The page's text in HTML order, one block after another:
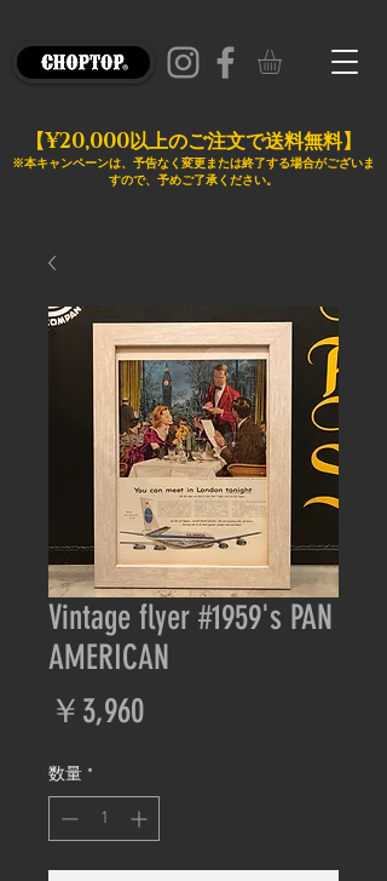
【¥20,000以上のご注文で送料無料】
※本キャンペーンは、予告なく変更または終了する場合がございま
すので、予めご了承ください。
Vintage flyer #1959's PAN
AMERICAN
￥3,960価
数量 *